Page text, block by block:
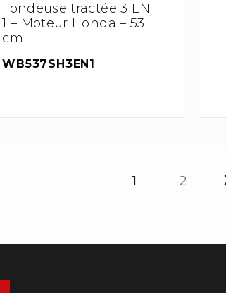
Tondeuse tractée 3 EN
1 – Moteur Honda – 53
cm
WB537SH3EN1
1 2